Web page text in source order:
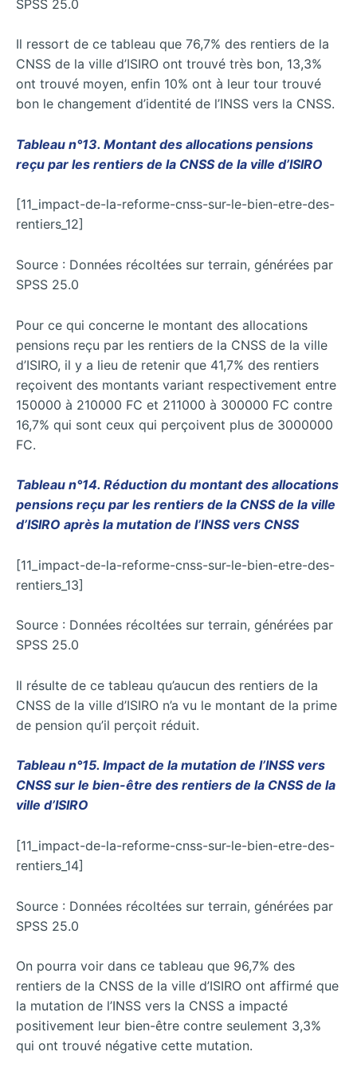
SPSS 25.0
Il ressort de ce tableau que 76,7% des rentiers de la
CNSS de la ville d’ISIRO ont trouvé très bon, 13,3%
ont trouvé moyen, enfin 10% ont à leur tour trouvé
bon le changement d’identité de l’INSS vers la CNSS.
Tableau n°13. Montant des allocations pensions
reçu par les rentiers de la CNSS de la ville d’ISIRO
[11_impact-de-la-reforme-cnss-sur-le-bien-etre-des-
rentiers_12]
Source : Données récoltées sur terrain, générées par
SPSS 25.0
Pour ce qui concerne le montant des allocations
pensions reçu par les rentiers de la CNSS de la ville
d’ISIRO, il y a lieu de retenir que 41,7% des rentiers
reçoivent des montants variant respectivement entre
150000 à 210000 FC et 211000 à 300000 FC contre
16,7% qui sont ceux qui perçoivent plus de 3000000
FC.
Tableau n°14. Réduction du montant des allocations
pensions reçu par les rentiers de la CNSS de la ville
d’ISIRO après la mutation de l’INSS vers CNSS
[11_impact-de-la-reforme-cnss-sur-le-bien-etre-des-
rentiers_13]
Source : Données récoltées sur terrain, générées par
SPSS 25.0
Il résulte de ce tableau qu’aucun des rentiers de la
CNSS de la ville d’ISIRO n’a vu le montant de la prime
de pension qu’il perçoit réduit.
Tableau n°15. Impact de la mutation de l’INSS vers
CNSS sur le bien-être des rentiers de la CNSS de la
ville d’ISIRO
[11_impact-de-la-reforme-cnss-sur-le-bien-etre-des-
rentiers_14]
Source : Données récoltées sur terrain, générées par
SPSS 25.0
On pourra voir dans ce tableau que 96,7% des
rentiers de la CNSS de la ville d’ISIRO ont affirmé que
la mutation de l’INSS vers la CNSS a impacté
positivement leur bien-être contre seulement 3,3%
qui ont trouvé négative cette mutation.